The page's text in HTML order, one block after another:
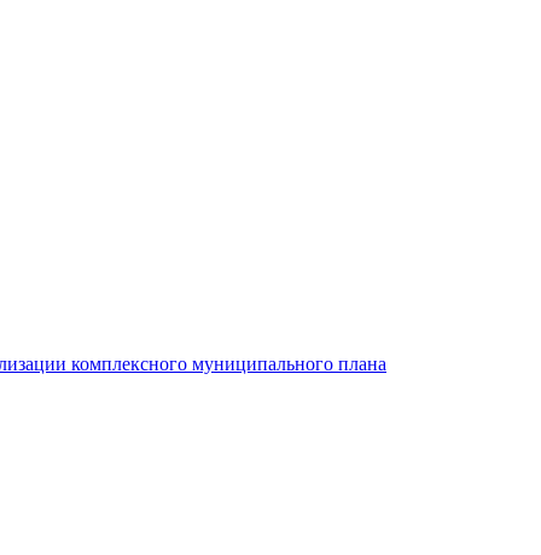
комплексного муниципального плана